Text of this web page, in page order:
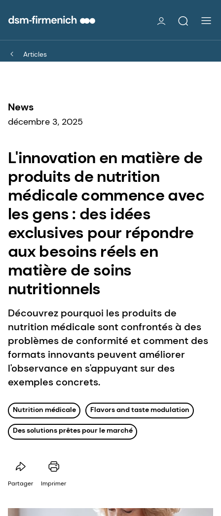
Articles
News
décembre 3, 2025
L'innovation en matière de
produits de nutrition
médicale commence avec
les gens : des idées
exclusives pour répondre
aux besoins réels en
matière de soins
nutritionnels
Découvrez pourquoi les produits de
nutrition médicale sont confrontés à des
problèmes de conformité et comment des
formats innovants peuvent améliorer
l'observance en s'appuyant sur des
exemples concrets.
Nutrition médicale Flavors and taste modulation
Des solutions prêtes pour le marché
Partager Imprimer